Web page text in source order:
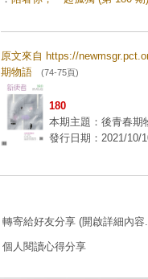
原文來自 https://
期物語 (74-75頁)
180
本期主題：後青春期
發行日期：2021/10/
轉寄給好友分享 (開啟詳細內容
個人閱讀心得分享